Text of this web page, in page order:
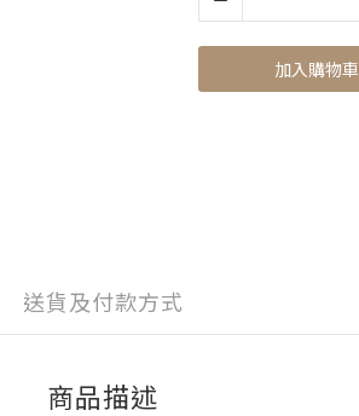
加入購物車
送貨及付款方式
商品描述